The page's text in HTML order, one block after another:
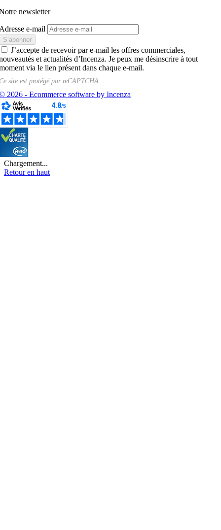
newsletter
e-mail
J’accepte de recevoir par e-mail les offres commerciales,
et actualités d’Incenza. Je peux me désinscrire à tout
via le lien présent dans chaque e-mail.
site est protégé parreCAPTCHA
2026 - Ecommerce software by Incenza
Chargement...
Retour en haut